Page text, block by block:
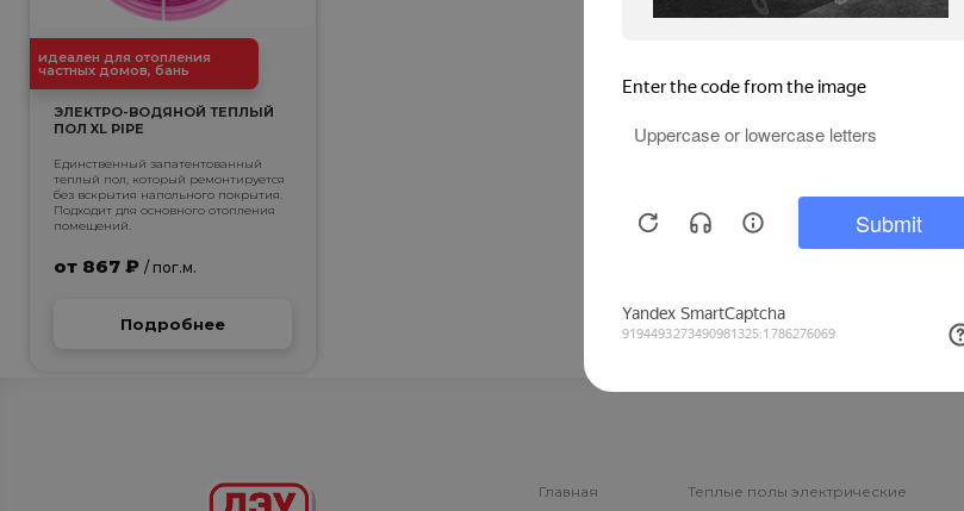
идеален для отопления
частных домов, бань
ЭЛЕКТРО-ВОДЯНОЙ ТЕПЛЫЙ
ПОЛ XL PIPE
Единственный запатентованный
теплый пол, который ремонтируется
без вскрытия напольного покрытия.
Подходит для основного отопления
помещений.
от 867 ₽ / пог.м.
Подробнее
Главная Теплые полы электрические